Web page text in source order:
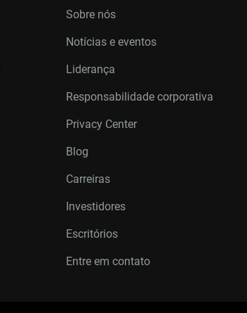
Sobre nós
Notícias e eventos
Liderança
Responsabilidade corporativa
Privacy Center
Blog
Carreiras
Investidores
Escritórios
Entre em contato